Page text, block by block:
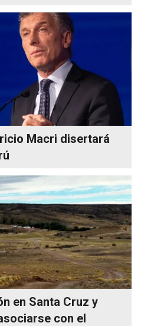
Macri disertará
en Santa Cruz y
con el